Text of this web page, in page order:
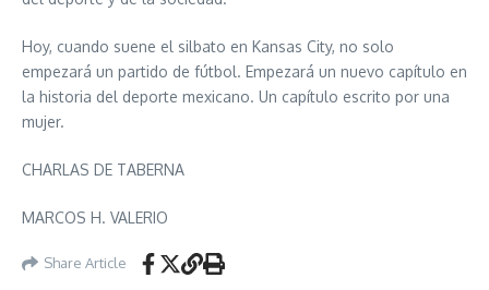
Hoy, cuando suene el silbato en Kansas City, no solo
empezará un partido de fútbol. Empezará un nuevo capítulo en
la historia del deporte mexicano. Un capítulo escrito por una
mujer.
CHARLAS DE TABERNA
MARCOS H. VALERIO
Share Article